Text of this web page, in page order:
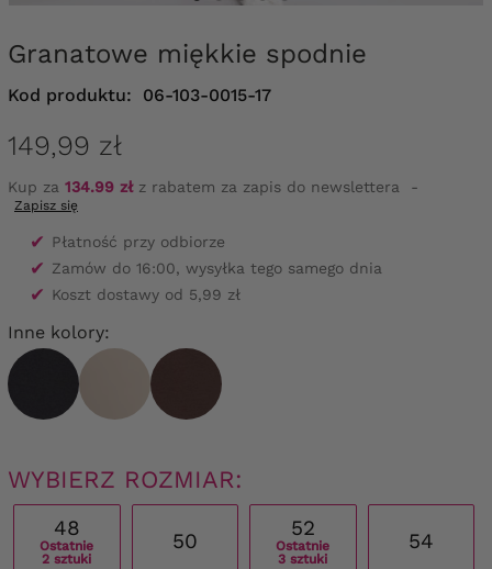
Granatowe miękkie spodnie
Kod produktu: 06-103-0015-17
149,99 zł
Kup za 134.99 złz rabatem za zapis do newslettera -
Zapisz się
✔ Płatność przy odbiorze
✔ Zamów do 16:00, wysyłka tego samego dnia
✔ Koszt dostawy od 5,99 zł
Inne kolory:
WYBIERZ ROZMIAR:
48
Ostatnie
2 sztuki
50
52
Ostatnie
3 sztuki
54